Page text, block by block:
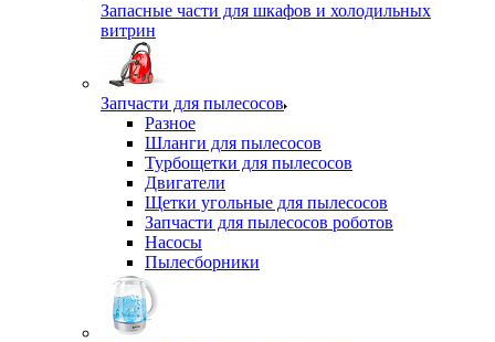
Запасные части для шкафов и холодильных
витрин
Запчасти для пылесосов
Разное
Шланги для пылесосов
Турбощетки для пылесосов
Двигатели
Щетки угольные для пылесосов
Запчасти для пылесосов роботов
Насосы
Пылесборники